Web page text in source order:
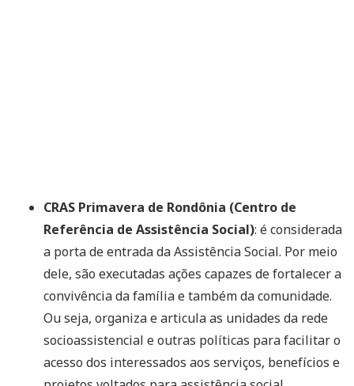
CRAS Primavera de Rondônia (Centro de
Referência de Assistência Social): é considerada
a porta de entrada da Assistência Social. Por meio
dele, são executadas ações capazes de fortalecer a
convivência da família e também da comunidade.
Ou seja, organiza e articula as unidades da rede
socioassistencial e outras políticas para facilitar o
acesso dos interessados aos serviços, benefícios e